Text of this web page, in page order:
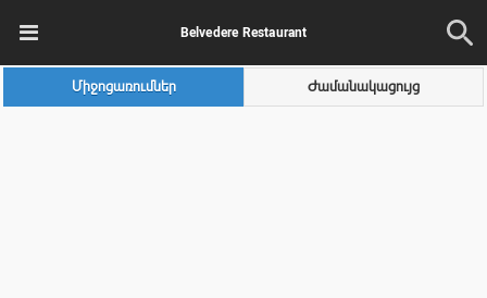
Belvedere Restaurant
Միջոցառումներ Ժամանակացույց